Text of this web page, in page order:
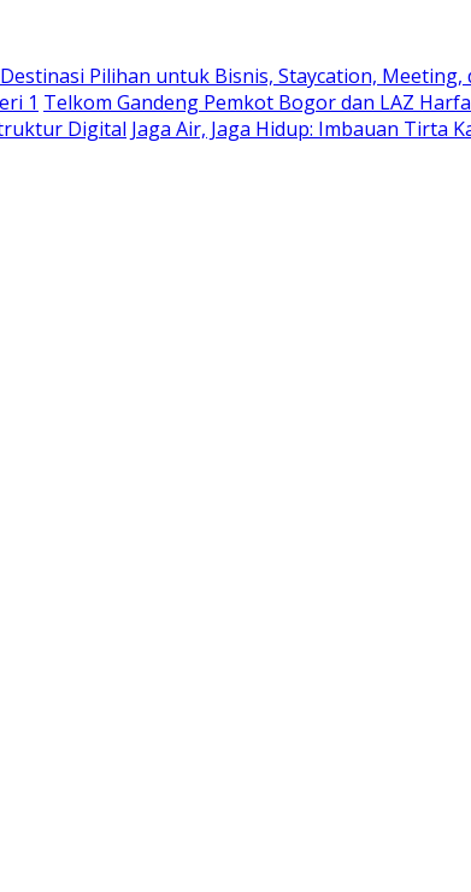
Pilihan untuk Bisnis, Staycation, Meeting,
1 Telkom Gandeng Pemkot Bogor dan LAZ
Digital Jaga Air, Jaga Hidup: Imbauan Tirta